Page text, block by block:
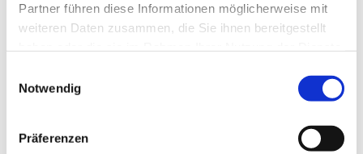
Partner führen diese Informationen möglicherweise mit
weiteren Daten zusammen, die Sie ihnen bereitgestellt
Notwendig
Präferenzen
Evang. Pfarrgemeinde Oberwart,
Evang. Kirchengasse 6, 7400